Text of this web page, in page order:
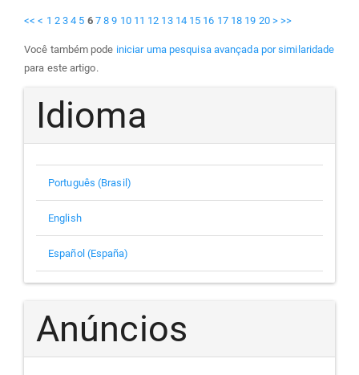
<< < 1 2 3 4 5 6 7 8 9 10 11 12 13 14 15 16 17 18 19 20 > >>
Você também pode iniciar uma pesquisa avançada por similaridade
para este artigo.
Idioma
Português (Brasil)
English
Español (España)
Anúncios